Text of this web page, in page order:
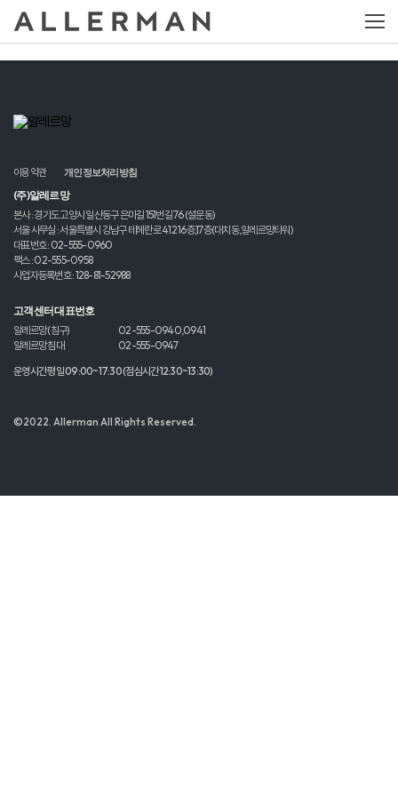
이용약관 개인정보처리방침
(주)알레르망
본사 : 경기도 고양시 일산동구 은마길 151번길 76 (설문동)
서울 사무실 : 서울특별시 강남구 테헤란로 412 16층,17층(대치동,알레르망타워)
대표번호 : 02-555-0960
팩스 : 02-555-0958
사업자등록번호 : 128-81-52988
고객센터 대표번호
알레르망 (침구)
02-555-0940,0941
알레르망 침대
02-555-0947
운영시간 평일 09:00~17:30 (점심시간 12:30~13:30)
©2022. Allerman All Rights Reserved.